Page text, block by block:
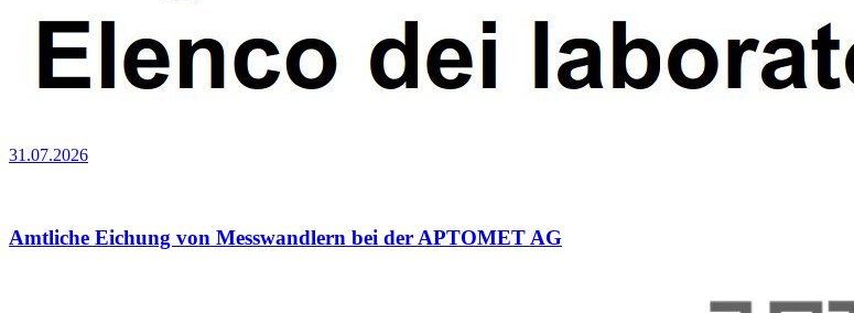
31.07.2026
Amtliche Eichung von Messwandlern bei der APTOMET AG